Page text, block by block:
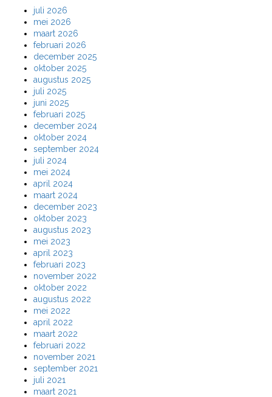
juli 2026
mei 2026
maart 2026
februari 2026
december 2025
oktober 2025
augustus 2025
juli 2025
juni 2025
februari 2025
december 2024
oktober 2024
september 2024
juli 2024
mei 2024
april 2024
maart 2024
december 2023
oktober 2023
augustus 2023
mei 2023
april 2023
februari 2023
november 2022
oktober 2022
augustus 2022
mei 2022
april 2022
maart 2022
februari 2022
november 2021
september 2021
juli 2021
maart 2021